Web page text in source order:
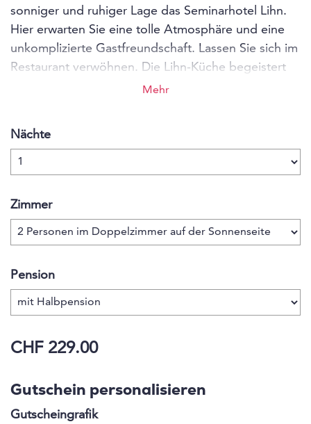
sonniger und ruhiger Lage das Seminarhotel Lihn.
Hier erwarten Sie eine tolle Atmosphäre und eine
unkomplizierte Gastfreundschaft. Lassen Sie sich im
Restaurant verwöhnen. Die Lihn-Küche begeistert
mit vielerlei regionalen Speisen – vieles aus dem
ökologisch und zu einem fairen Preis.
Mehr
Nächte
Zimmer
Pension
CHF 229.00
Gutschein personalisieren
Gutscheingrafik